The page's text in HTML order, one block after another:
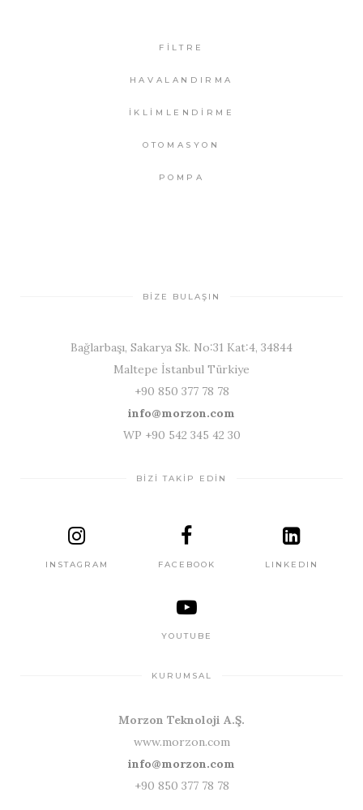
FİLTRE
HAVALANDIRMA
İKLİMLENDİRME
OTOMASYON
POMPA
BİZE BULAŞIN
Bağlarbaşı, Sakarya Sk. No:31 Kat:4, 34844
Maltepe İstanbul Türkiye
+90 850 377 78 78
info@morzon.com
WP +90 542 345 42 30
BİZİ TAKİP EDİN
INSTAGRAM FACEBOOK
YOUTUBE
LINKEDIN
KURUMSAL
Morzon Teknoloji A.Ş.
www.morzon.com
info@morzon.com
+90 850 377 78 78